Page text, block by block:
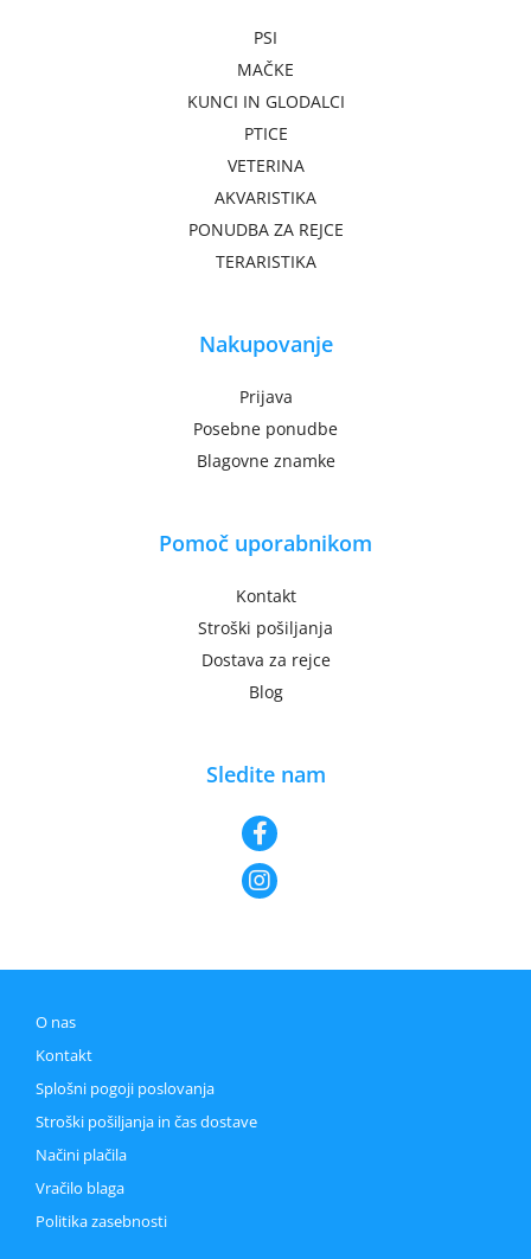
PSI
MAČKE
KUNCI IN GLODALCI
PTICE
VETERINA
AKVARISTIKA
PONUDBA ZA REJCE
TERARISTIKA
Nakupovanje
Prijava
Posebne ponudbe
Blagovne znamke
Pomoč uporabnikom
Kontakt
Stroški pošiljanja
Dostava za rejce
Blog
Sledite nam
O nas
Kontakt
Splošni pogoji poslovanja
Stroški pošiljanja in čas dostave
Načini plačila
Vračilo blaga
Politika zasebnosti